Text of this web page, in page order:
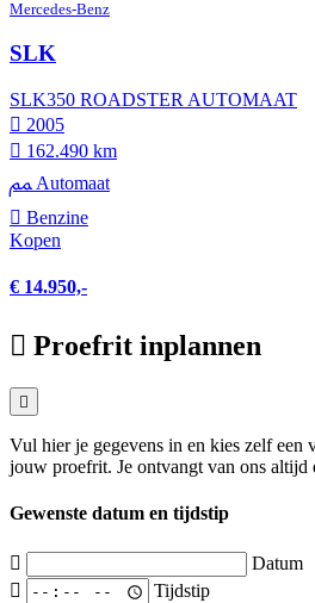
Mercedes-Benz
SLK
SLK350 ROADSTER AUTOMAAT
2005
162.490 km
Automaat
Benzine
Kopen
€ 14.950,-
Proefrit inplannen
Vul hier je gegevens in en kies zelf een
jouw proefrit. Je ontvangt van ons altijd
Gewenste datum en tijdstip
Datum
Tijdstip